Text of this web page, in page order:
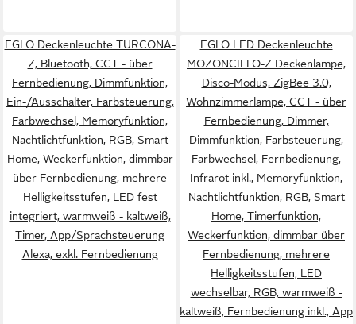
EGLO Deckenleuchte TURCONA-
Z, Bluetooth, CCT - über
Fernbedienung, Dimmfunktion,
Ein-/Ausschalter, Farbsteuerung,
Farbwechsel, Memoryfunktion,
Nachtlichtfunktion, RGB, Smart
Home, Weckerfunktion, dimmbar
über Fernbedienung, mehrere
Helligkeitsstufen, LED fest
integriert, warmweiß - kaltweiß,
Timer, App/Sprachsteuerung
Alexa, ‎‎‎‎exkl. Fernbedienung
EGLO LED Deckenleuchte
MOZONCILLO-Z Deckenlampe,
Disco-Modus, ZigBee 3.0,
Wohnzimmerlampe, CCT - über
Fernbedienung, Dimmer,
Dimmfunktion, Farbsteuerung,
Farbwechsel, Fernbedienung,
Infrarot inkl., Memoryfunktion,
Nachtlichtfunktion, RGB, Smart
Home, Timerfunktion,
Weckerfunktion, dimmbar über
Fernbedienung, mehrere
Helligkeitsstufen, LED
wechselbar, RGB, warmweiß -
kaltweiß, Fernbedienung inkl., App